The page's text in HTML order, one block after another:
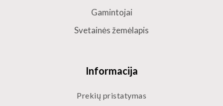
Informacija
Prekių pristatymas
Gamintojai
Svetainės žemėlapis